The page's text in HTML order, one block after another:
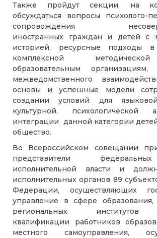
Также пройдут секции, на
обсуждаться вопросы психолого-
сопровождения
иностранных граждан и детей с
историей, ресурсные подходы в
комплексной
образовательным
межведомственного
основы и успешные модели
создании условий для
культурной, психологической
интеграции данной категории
общество.
Во Всероссийском совещании
представители
исполнительной власти и
исполнительных органов 89
Федерации, осуществляющих
управление в сфере образования,
региональных институтов
квалификации работников
местного самоуправления,